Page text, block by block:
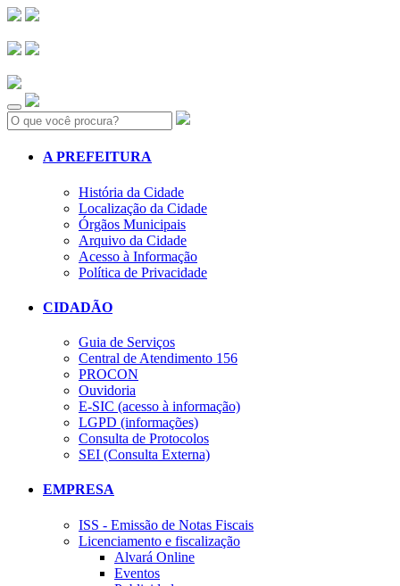
Search:
A PREFEITURA
História da Cidade
Localização da Cidade
Órgãos Municipais
Arquivo da Cidade
Acesso à Informação
Política de Privacidade
CIDADÃO
Guia de Serviços
Central de Atendimento 156
PROCON
Ouvidoria
E-SIC (acesso à informação)
LGPD (informações)
Consulta de Protocolos
SEI (Consulta Externa)
EMPRESA
ISS - Emissão de Notas Fiscais
Licenciamento e fiscalização
Alvará Online
Eventos